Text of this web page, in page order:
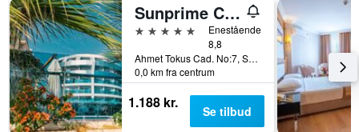
Sunprime C-Lounge Hotel - Adults Only
5 stjerner
Enestående
8,8
Ahmet Tokus Cad. No:7, Sok. No:1, Alanya, Tyrkiet
0,0 km fra centrum
1.188 kr. Se tilbud